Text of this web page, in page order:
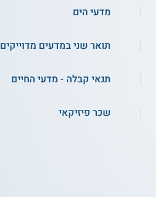
מדעי הים
תואר שני במדעים מדוייקים
תנאי קבלה - מדעי החיים
שכר פיזיקאי